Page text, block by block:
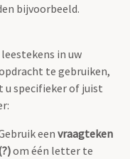
bijvoorbeeld.
in uw
te gebruiken,
u specifieker of juist
eenvraagteken
om één letter te